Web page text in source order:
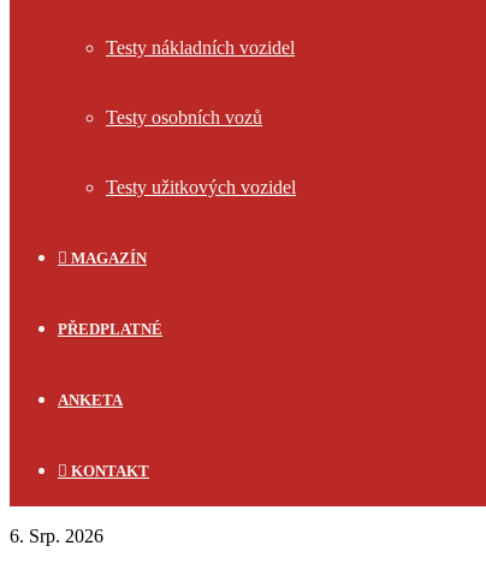
Testy nákladních vozidel
Testy osobních vozů
Testy užitkových vozidel
MAGAZÍN
PŘEDPLATNÉ
ANKETA
KONTAKT
6. Srp. 2026